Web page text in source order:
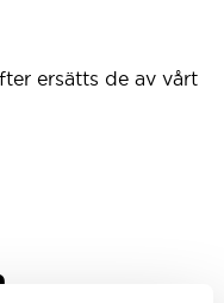
ersätts de av vårt